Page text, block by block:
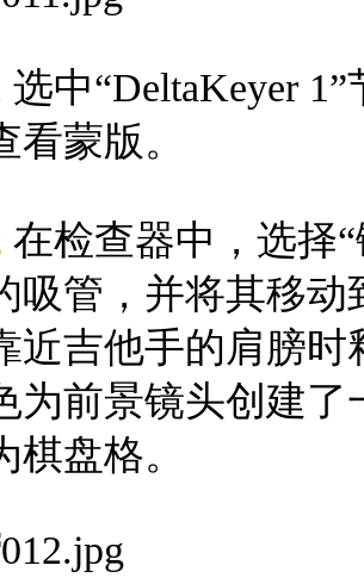
选中“DeltaKeyer
看蒙版。
在检查器中，选择
吸管，并将其移
近吉他手的肩膀
为前景镜头创建
棋盘格。